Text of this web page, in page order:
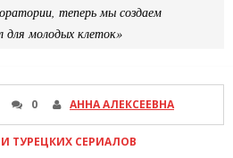
теперь мы создаем
для молодых клеток»
0 АННА АЛЕКСЕЕВНА
ТУРЕЦКИХ СЕРИАЛОВ